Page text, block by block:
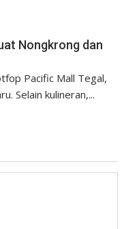
Nongkrong dan
Pacific Mall Tegal,
Selain kulineran,...